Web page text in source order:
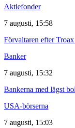
Aktiefonder
7 augusti, 15:58
Förvaltaren efter
Banker
7 augusti, 15:32
Bankerna med lägst
USA-börserna
7 augusti, 15:03